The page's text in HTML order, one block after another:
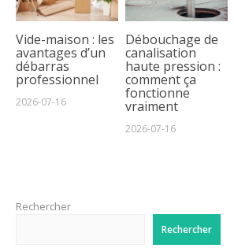
Vide-maison : les
avantages d’un
débarras
professionnel
2026-07-16
Débouchage de
canalisation
haute pression :
comment ça
fonctionne
vraiment
2026-07-16
Rechercher
Rechercher